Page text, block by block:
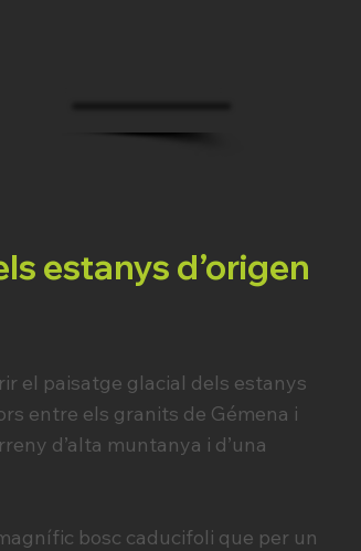
estanys d’origen
el paisatge glacial dels estanys
entre els granits de Gémena i
d’alta muntanya i d’una
bosc caducifoli que per un